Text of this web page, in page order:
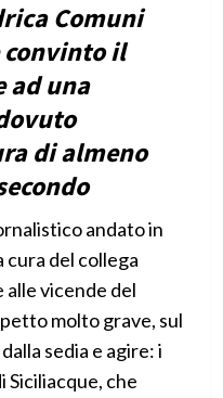
Comuni
il
ad una
di almeno
andato in
cura del collega
alle vicende del
molto grave, sul
sedia e agire: i
che